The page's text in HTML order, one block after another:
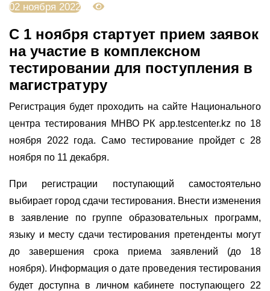
02 ноября 2022
С 1 ноября стартует прием заявок
на участие в комплексном
тестировании для поступления в
магистратуру
Регистрация будет проходить на сайте Национального
центра тестирования МНВО РК app.testcenter.kz по 18
ноября 2022 года. Само тестирование пройдет с 28
ноября по 11 декабря.
При регистрации поступающий самостоятельно
выбирает город сдачи тестирования. Внести изменения
в заявление по группе образовательных программ,
языку и месту сдачи тестирования претенденты могут
до завершения срока приема заявлений (до 18
ноября). Информация о дате проведения тестирования
будет доступна в личном кабинете поступающего 22